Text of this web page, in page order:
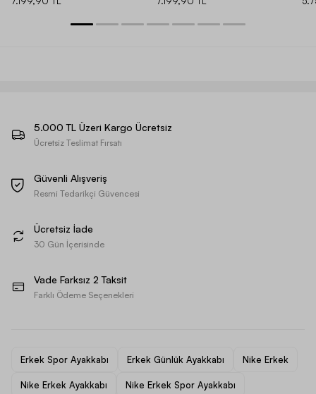
5.000 TL Üzeri Kargo Ücretsiz
Ücretsiz Teslimat Fırsatı
Güvenli Alışveriş
Resmi Tedarikçi Güvencesi
Ücretsiz İade
30 Gün İçerisinde
Vade Farksız 2 Taksit
Farklı Ödeme Seçenekleri
Erkek Spor Ayakkabı Erkek Günlük Ayakkabı Nike Erkek
Nike Erkek Ayakkabı Nike Erkek Spor Ayakkabı